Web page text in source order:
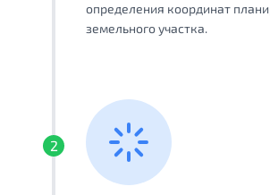
определения координат
земельного участка.
2